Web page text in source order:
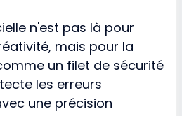
n'est pas là pour
mais pour la
un filet de sécurité
les erreurs
une précision